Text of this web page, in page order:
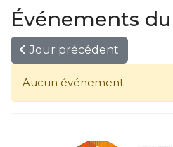
Événements
Jour précédent
Aucun événement